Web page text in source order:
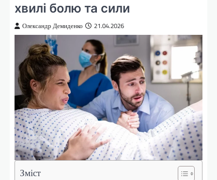
хвилі болю та сили
Олександр Демиденко 21.04.2026
Зміст